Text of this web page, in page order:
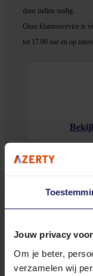
Jouw privacy
Om je beter,
verzamelen wij
door indien nodig.
Onze klantenservice is
tot 17.00 uur en op